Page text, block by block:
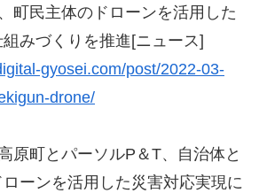
町民主体のドローンを活用した
みづくりを推進[ニュース]
gyosei.com/post/2022-03-
drone/
原町とパーソルP＆T、自治体と
ーンを活用した災害対応実現に